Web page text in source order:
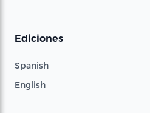
Ediciones
Spanish
English